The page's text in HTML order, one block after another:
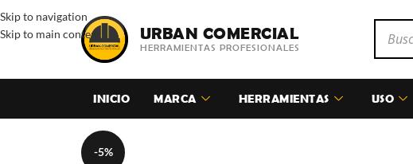
Skip to navigation
Skip to main content
URBAN COMERCIAL
HERRAMIENTAS PROFESIONALES
INICIO MARCA HERRAMIENTAS USO
-5%